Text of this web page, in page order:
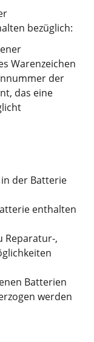
bezüglich:
Warenzeichen
der
das eine
der Batterie
enthalten
Reparatur-,
Batterien
werden